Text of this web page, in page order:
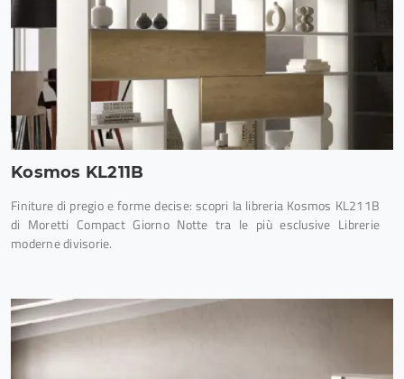
Kosmos KL211B
Finiture di pregio e forme decise: scopri la libreria Kosmos KL211B
di Moretti Compact Giorno Notte tra le più esclusive Librerie
moderne divisorie.